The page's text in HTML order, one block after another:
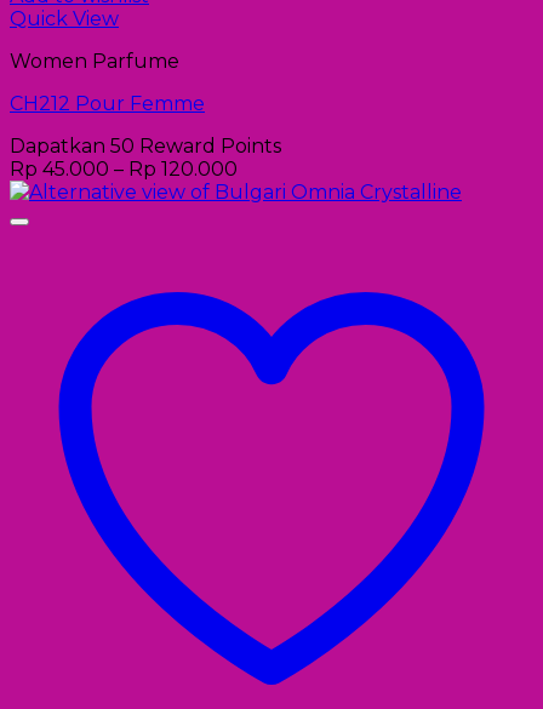
Quick View
Women Parfume
CH212 Pour Femme
Dapatkan 50 Reward Points
Rp 45.000 – Rp 120.000